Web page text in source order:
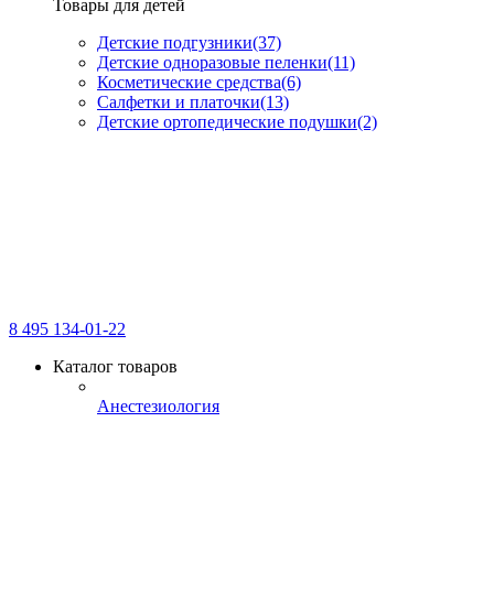
Товары для детей
Детские подгузники(37)
Детские одноразовые пеленки(11)
Косметические средства(6)
Салфетки и платочки(13)
Детские ортопедические подушки(2)
8 495 134-01-22
Каталог товаров
Анестезиология